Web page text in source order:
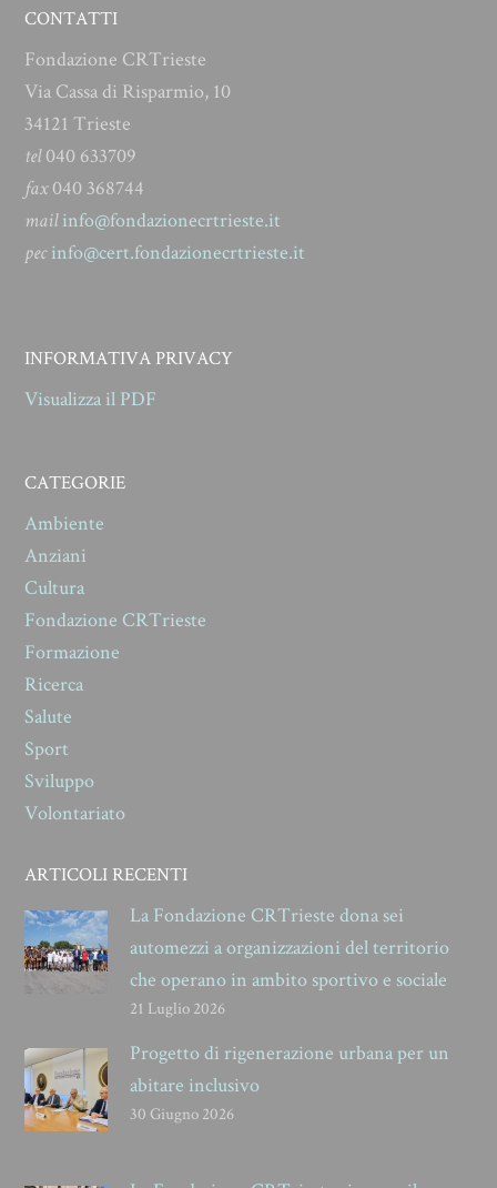
CONTATTI
Fondazione CRTrieste
Via Cassa di Risparmio, 10
34121 Trieste
tel040 633709
fax040 368744
mailinfo@fondazionecrtrieste.it
pecinfo@cert.fondazionecrtrieste.it
INFORMATIVA PRIVACY
Visualizza il PDF
CATEGORIE
Ambiente
Anziani
Cultura
Fondazione CRTrieste
Formazione
Ricerca
Salute
Sport
Sviluppo
Volontariato
ARTICOLI RECENTI
La Fondazione CRTrieste dona sei
automezzi a organizzazioni del territorio
che operano in ambito sportivo e sociale
21 Luglio 2026
Progetto di rigenerazione urbana per un
abitare inclusivo
30 Giugno 2026